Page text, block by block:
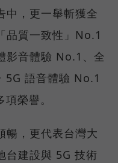
中，更一舉斬獲全
品質一致性」No.1
影音體驗 No.1、全
5G 語音體驗 No.1
榮譽。
暢，更代表台灣大
台建設與 5G 技術